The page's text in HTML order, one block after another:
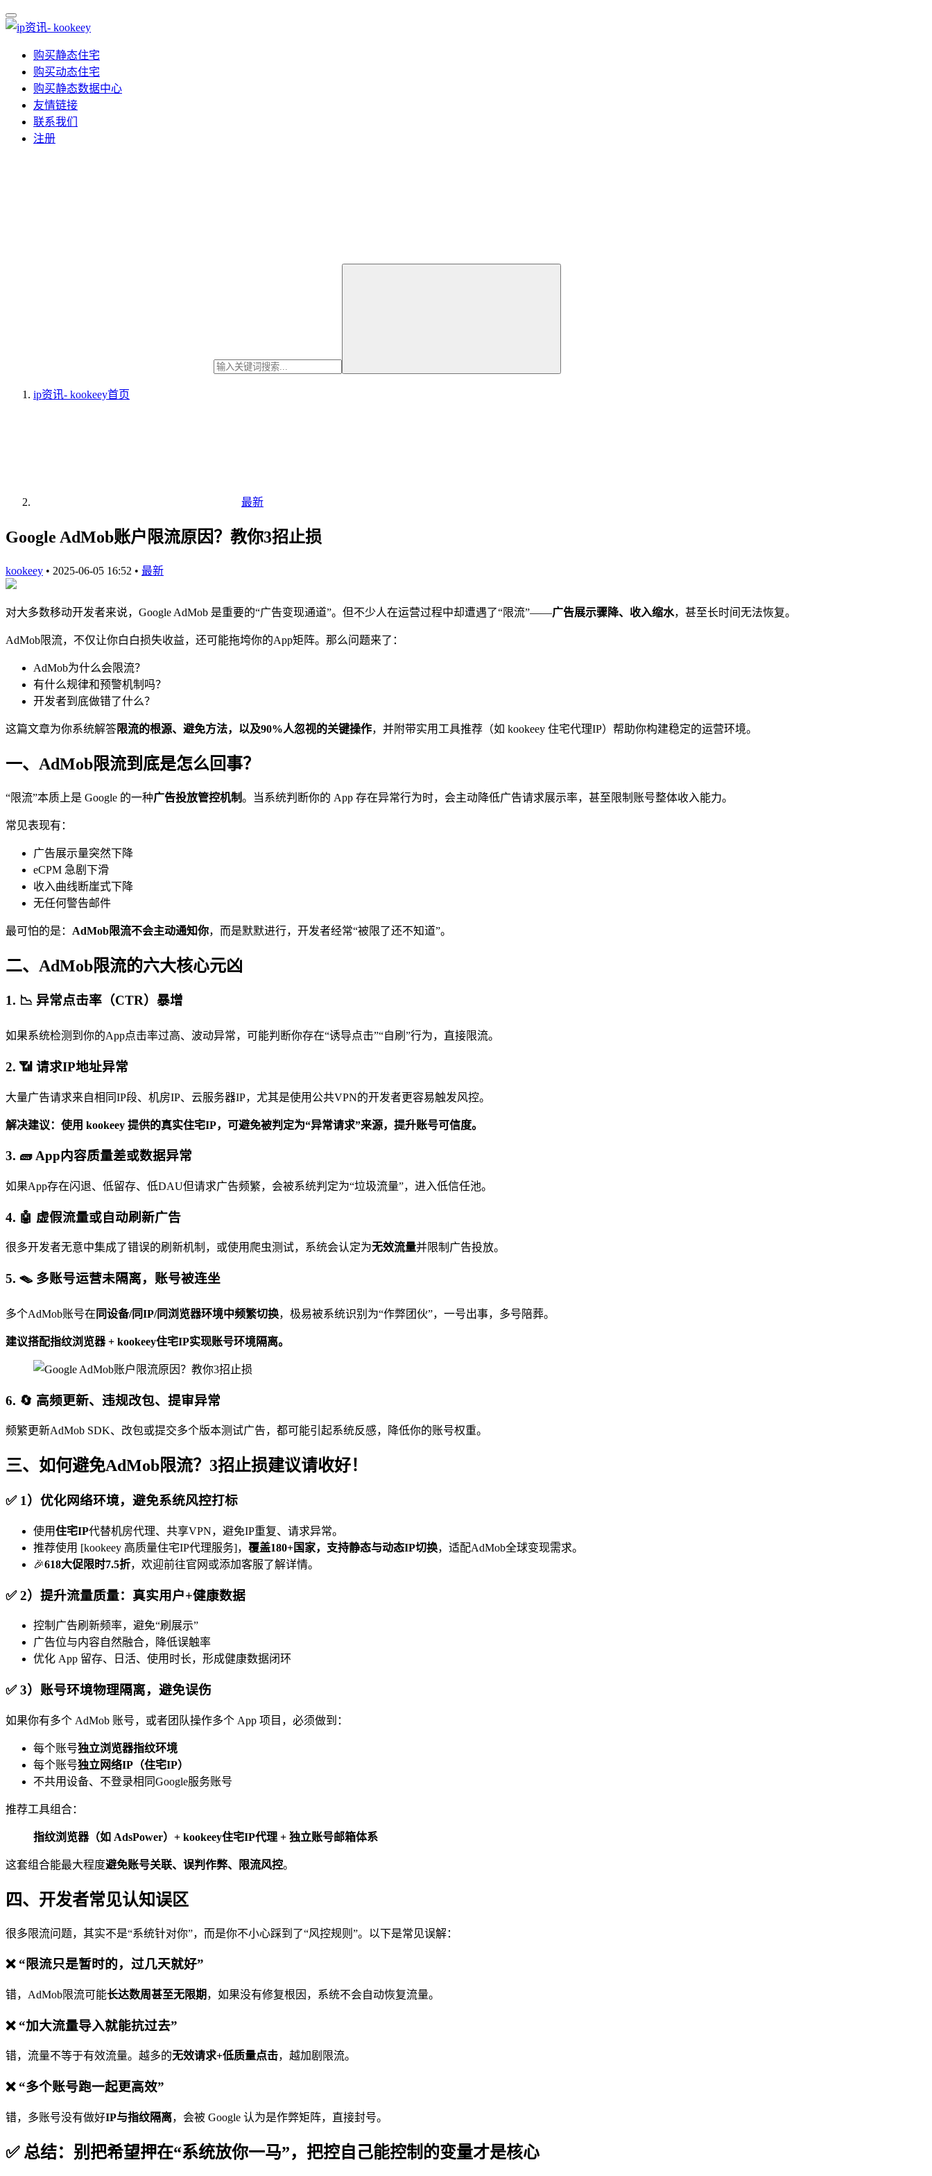
购买静态住宅
购买动态住宅
购买静态数据中心
友情链接
联系我们
注册
ip资讯- kookeey首页
最新
Google AdMob账户限流原因？教你3招止损
kookeey • 2025-06-05 16:52 • 最新
对大多数移动开发者来说，Google AdMob 是重要的“广告变现通道”。但不少人在运营过程中却遭遇了“限流”——广告展示骤降、收入缩水，甚至长时间无法恢复。
AdMob限流，不仅让你白白损失收益，还可能拖垮你的App矩阵。那么问题来了：
AdMob为什么会限流？
有什么规律和预警机制吗？
开发者到底做错了什么？
这篇文章为你系统解答限流的根源、避免方法，以及90%人忽视的关键操作，并附带实用工具推荐（如 kookeey 住宅代理IP）帮助你构建稳定的运营环境。
一、AdMob限流到底是怎么回事？
“限流”本质上是 Google 的一种广告投放管控机制。当系统判断你的 App 存在异常行为时，会主动降低广告请求展示率，甚至限制账号整体收入能力。
常见表现有：
广告展示量突然下降
eCPM 急剧下滑
收入曲线断崖式下降
无任何警告邮件
最可怕的是： AdMob限流不会主动通知你，而是默默进行，开发者经常“被限了还不知道”。
二、AdMob限流的六大核心元凶
1. 📉 异常点击率（CTR）暴增
如果系统检测到你的App点击率过高、波动异常，可能判断你存在“诱导点击”“自刷”行为，直接限流。
2. 📶 请求IP地址异常
大量广告请求来自相同IP段、机房IP、云服务器IP，尤其是使用公共VPN的开发者更容易触发风控。
解决建议：使用 kookeey 提供的真实住宅IP，可避免被判定为“异常请求”来源，提升账号可信度。
3. 🧱 App内容质量差或数据异常
如果App存在闪退、低留存、低DAU但请求广告频繁，会被系统判定为“垃圾流量”，进入低信任池。
4. 🤖 虚假流量或自动刷新广告
很多开发者无意中集成了错误的刷新机制，或使用爬虫测试，系统会认定为无效流量并限制广告投放。
5. 🪤 多账号运营未隔离，账号被连坐
多个AdMob账号在 同设备/同IP/同浏览器环境中频繁切换，极易被系统识别为“作弊团伙”，一号出事，多号陪葬。
建议搭配指纹浏览器 + kookeey住宅IP实现账号环境隔离。
6. 🔄 高频更新、违规改包、提审异常
频繁更新AdMob SDK、改包或提交多个版本测试广告，都可能引起系统反感，降低你的账号权重。
三、如何避免AdMob限流？3招止损建议请收好！
✅ 1）优化网络环境，避免系统风控打标
使用住宅IP代替机房代理、共享VPN，避免IP重复、请求异常。
推荐使用 [kookeey 高质量住宅IP代理服务]， 覆盖180+国家，支持静态与动态IP切换，适配AdMob全球变现需求。
🎉618大促限时7.5折，欢迎前往官网或添加客服了解详情。
✅2）提升流量质量：真实用户+健康数据
控制广告刷新频率，避免“刷展示”
广告位与内容自然融合，降低误触率
优化 App 留存、日活、使用时长，形成健康数据闭环
✅3）账号环境物理隔离，避免误伤
如果你有多个 AdMob 账号，或者团队操作多个 App 项目，必须做到：
每个账号独立浏览器指纹环境
每个账号独立网络IP（住宅IP）
不共用设备、不登录相同Google服务账号
推荐工具组合：
指纹浏览器（如 AdsPower）+ kookeey住宅IP代理 + 独立账号邮箱体系
这套组合能最大程度避免账号关联、误判作弊、限流风控。
四、开发者常见认知误区
很多限流问题，其实不是“系统针对你”，而是你不小心踩到了“风控规则”。以下是常见误解：
❌ “限流只是暂时的，过几天就好”
错，AdMob限流可能长达数周甚至无限期 ，如果没有修复根因，系统不会自动恢复流量。
❌ “加大流量导入就能抗过去”
错，流量不等于有效流量。越多的无效请求+低质量点击，越加剧限流。
❌ “多个账号跑一起更高效”
错，多账号没有做好IP与指纹隔离，会被 Google 认为是作弊矩阵，直接封号。
✅ 总结：别把希望押在“系统放你一马”，把控自己能控制的变量才是核心